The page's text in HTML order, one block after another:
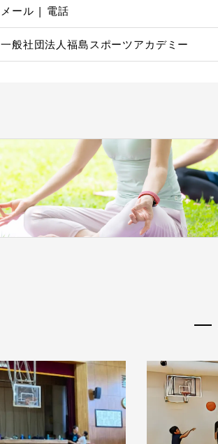
メール | 電話
一般社団法人福島スポーツアカデミー